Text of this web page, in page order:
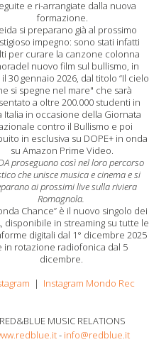
e ri-arrangiate dalla nuova
formazione.
si preparano già al prossimo
impegno: sono stati infatti
per curare la canzone colonna
nuovo film sul bullismo, in
30 gennaio 2026, dal titolo “Il cielo
si spegne nel mare" che sarà
a oltre 200.000 studenti in
Italia in occasione della Giornata
contro il Bullismo e poi
in esclusiva su DOPE+ in onda
su Amazon Prime Video.
proseguono così nel loro percorso
che unisce musica e cinema e si
ai prossimi live sulla riviera
Romagnola.
Chance” è il nuovo singolo dei
disponibile in streaming su tutte le
digitali dal 1° dicembre 2025
in rotazione radiofonica dal 5
dicembre.
| Instagram Mondo Rec
RED&BLUE MUSIC RELATIONS
- info@redblue.it